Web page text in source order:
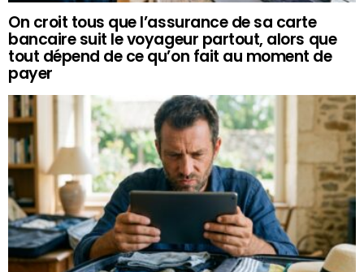
On croit tous que l’assurance de sa carte
bancaire suit le voyageur partout, alors que
tout dépend de ce qu’on fait au moment de
payer